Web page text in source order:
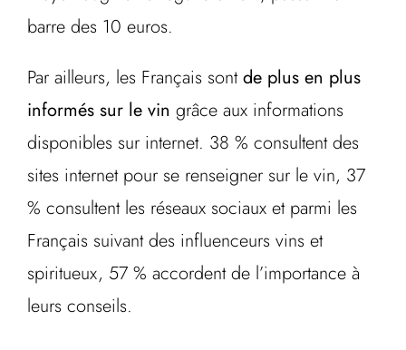
barre des 10 euros.
Par ailleurs, les Français sontde plus en plus
informés sur le vin grâce aux informations
disponibles sur internet. 38 % consultent des
sites internet pour se renseigner sur le vin, 37
% consultent les réseaux sociaux et parmi les
Français suivant des influenceurs vins et
spiritueux, 57 % accordent de l’importance à
leurs conseils.